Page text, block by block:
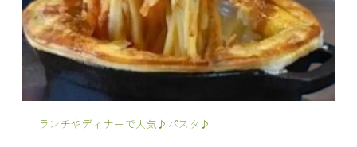
2026.05.26